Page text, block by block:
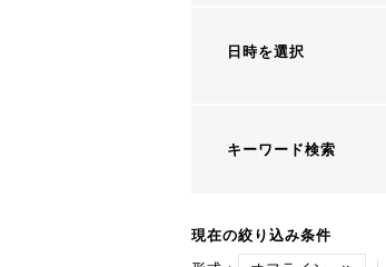
日時を選択
キーワード検索
現在の絞り込み条件